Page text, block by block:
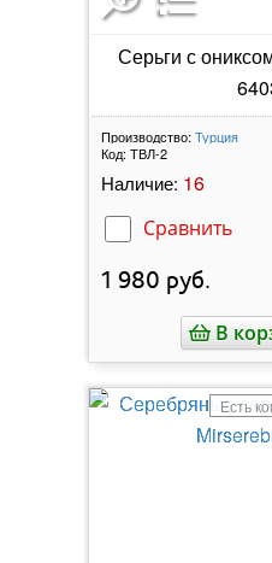
Серьги с
Производство: Турция
Код: ТВЛ-2
Наличие: 16
Сравнить
1 980 руб.
В
Есть